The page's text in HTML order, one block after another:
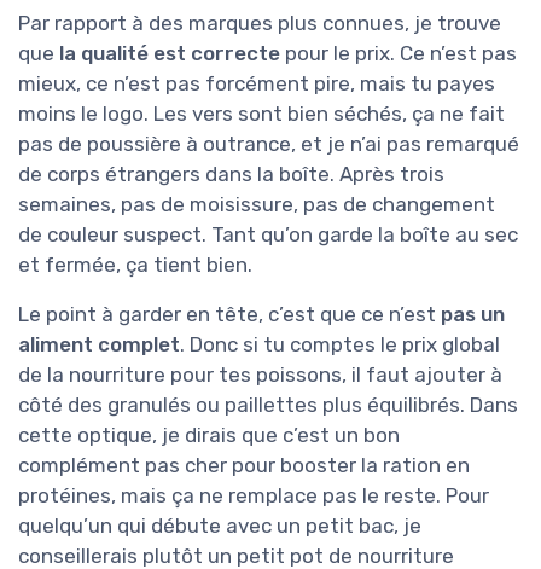
Par rapport à des marques plus connues, je trouve
que la qualité est correcte pour le prix. Ce n’est pas
mieux, ce n’est pas forcément pire, mais tu payes
moins le logo. Les vers sont bien séchés, ça ne fait
pas de poussière à outrance, et je n’ai pas remarqué
de corps étrangers dans la boîte. Après trois
semaines, pas de moisissure, pas de changement
de couleur suspect. Tant qu’on garde la boîte au sec
et fermée, ça tient bien.
Le point à garder en tête, c’est que ce n’est pas un
aliment complet. Donc si tu comptes le prix global
de la nourriture pour tes poissons, il faut ajouter à
côté des granulés ou paillettes plus équilibrés. Dans
cette optique, je dirais que c’est un bon
complément pas cher pour booster la ration en
protéines, mais ça ne remplace pas le reste. Pour
quelqu’un qui débute avec un petit bac, je
conseillerais plutôt un petit pot de nourriture